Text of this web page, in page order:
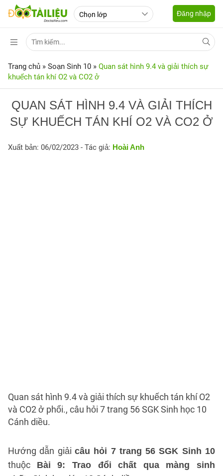
Đăng nhập
Trang chủ » Soạn Sinh 10 » Quan sát hình 9.4 và giải thích sự
khuếch tán khí O2 và CO2 ở
QUAN SÁT HÌNH 9.4 VÀ GIẢI THÍCH
SỰ KHUẾCH TÁN KHÍ O2 VÀ CO2 Ở
Xuất bản: 06/02/2023 - Tác giả: Hoài Anh
Quan sát hình 9.4 và giải thích sự khuếch tán khí O2
và CO2 ở phổi., câu hỏi 7 trang 56 SGK Sinh học 10
Cánh diều.
Hướng dẫn giải câu hỏi 7 trang 56 SGK Sinh 10
thuộc Bài 9: Trao đổi chất qua màng sinh